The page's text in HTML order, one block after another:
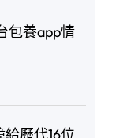
包養app情